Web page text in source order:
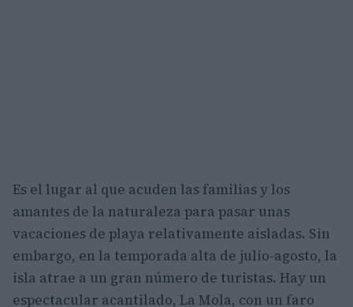
Es el lugar al que acuden las familias y los
amantes de la naturaleza para pasar unas
vacaciones de playa relativamente aisladas. Sin
embargo, en la temporada alta de julio-agosto, la
isla atrae a un gran número de turistas. Hay un
espectacular acantilado, La Mola, con un faro